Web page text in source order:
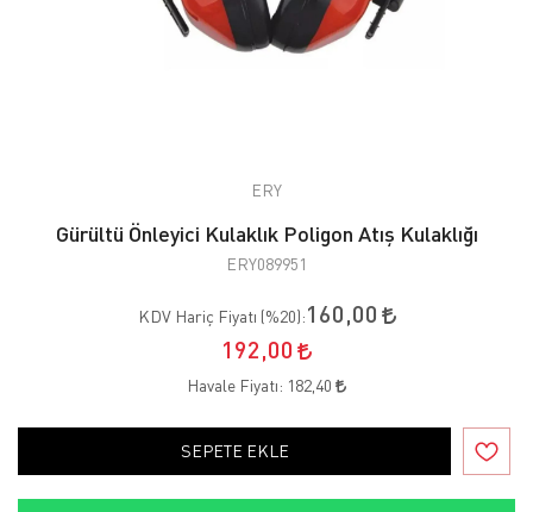
ERY
Gürültü Önleyici Kulaklık Poligon Atış Kulaklığı
ERY089951
KDV Hariç Fiyatı (%20):160,00
192,00
Havale Fiyatı: 182,40
SEPETE EKLE